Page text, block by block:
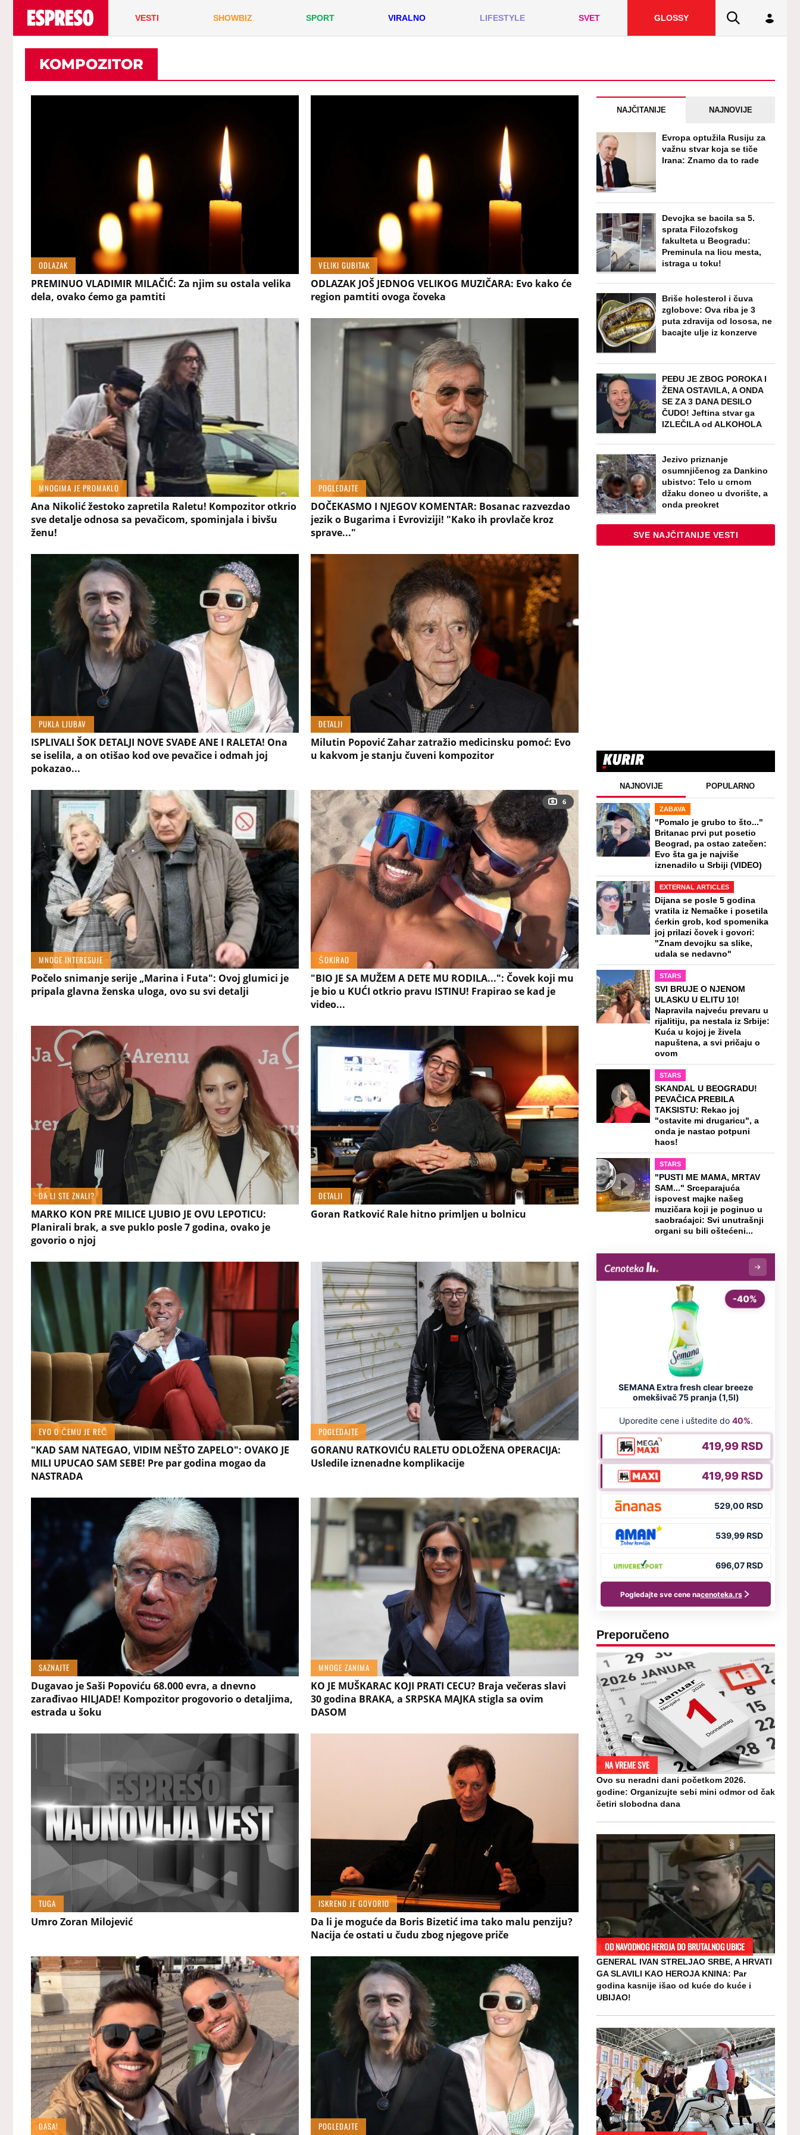
VESTI SHOWBIZ SPORT VIRALNO LIFESTYLE SVET GLOSSY
KOMPOZITOR
ODLAZAK
PREMINUO VLADIMIR MILAČIĆ: Za njim su ostala velika
dela, ovako ćemo ga pamtiti
VELIKI GUBITAK
ODLAZAK JOŠ JEDNOG VELIKOG MUZIČARA: Evo kako će
region pamtiti ovoga čoveka
MNOGIMA JE PROMAKLO
Ana Nikolić žestoko zapretila Raletu! Kompozitor otkrio
sve detalje odnosa sa pevačicom, spominjala i bivšu
ženu!
POGLEDAJTE
DOČEKASMO I NJEGOV KOMENTAR: Bosanac razvezdao
jezik o Bugarima i Evroviziji! "Kako ih provlače kroz
sprave..."
PUKLA LJUBAV
ISPLIVALI ŠOK DETALJI NOVE SVAĐE ANE I RALETA! Ona
se iselila, a on otišao kod ove pevačice i odmah joj
pokazao...
DETALJI
Milutin Popović Zahar zatražio medicinsku pomoć: Evo
u kakvom je stanju čuveni kompozitor
MNOGE INTERESUJE
Počelo snimanje serije „Marina i Futa": Ovoj glumici je
pripala glavna ženska uloga, ovo su svi detalji
6
ŠOKIRAO
"BIO JE SA MUŽEM A DETE MU RODILA...": Čovek koji mu
je bio u KUĆI otkrio pravu ISTINU! Frapirao se kad je
video...
DA LI STE ZNALI?
MARKO KON PRE MILICE LJUBIO JE OVU LEPOTICU:
Planirali brak, a sve puklo posle 7 godina, ovako je
govorio o njoj
DETALJI
Goran Ratković Rale hitno primljen u bolnicu
EVO O ČEMU JE REČ
"KAD SAM NATEGAO, VIDIM NEŠTO ZAPELO": OVAKO JE
MILI UPUCAO SAM SEBE! Pre par godina mogao da
NASTRADA
POGLEDAJTE
GORANU RATKOVIĆU RALETU ODLOŽENA OPERACIJA:
Usledile iznenadne komplikacije
SAZNAJTE
Dugavao je Saši Popoviću 68.000 evra, a dnevno
zarađivao HILJADE! Kompozitor progovorio o detaljima,
estrada u šoku
MNOGE ZANIMA
KO JE MUŠKARAC KOJI PRATI CECU? Braja večeras slavi
30 godina BRAKA, a SRPSKA MAJKA stigla sa ovim
DASOM
TUGA
Umro Zoran Milojević
ISKRENO JE GOVORIO
Da li je moguće da Boris Bizetić ima tako malu penziju?
Nacija će ostati u čudu zbog njegove priče
DASA! POGLEDAJTE
NAJČITANIJE NAJNOVIJE
Evropa optužila Rusiju za
važnu stvar koja se tiče
Irana: Znamo da to rade
Devojka se bacila sa 5.
sprata Filozofskog
fakulteta u Beogradu:
Preminula na licu mesta,
istraga u toku!
Briše holesterol i čuva
zglobove: Ova riba je 3
puta zdravija od lososa, ne
bacajte ulje iz konzerve
PEĐU JE ZBOG POROKA I
ŽENA OSTAVILA, A ONDA
SE ZA 3 DANA DESILO
ČUDO! Jeftina stvar ga
IZLEČILA od ALKOHOLA
Jezivo priznanje
osumnjičenog za Dankino
ubistvo: Telo u crnom
džaku doneo u dvorište, a
onda preokret
SVE NAJČITANIJE VESTI
NAJNOVIJE POPULARNO
ZABAVA
"Pomalo je grubo to što..."
Britanac prvi put posetio
Beograd, pa ostao zatečen:
Evo šta ga je najviše
iznenadilo u Srbiji (VIDEO)
EXTERNAL ARTICLES
Dijana se posle 5 godina
vratila iz Nemačke i posetila
ćerkin grob, kod spomenika
joj prilazi čovek i govori:
"Znam devojku sa slike,
udala se nedavno"
STARS
SVI BRUJE O NJENOM
ULASKU U ELITU 10!
Napravila najveću prevaru u
rijalitiju, pa nestala iz Srbije:
Kuća u kojoj je živela
napuštena, a svi pričaju o
ovom
STARS
SKANDAL U BEOGRADU!
PEVAČICA PREBILA
TAKSISTU: Rekao joj
"ostavite mi drugaricu", a
onda je nastao potpuni
haos!
STARS
"PUSTI ME MAMA, MRTAV
SAM..." Srceparajuća
ispovest majke našeg
muzičara koji je poginuo u
saobraćajci: Svi unutrašnji
organi su bili oštećeni...
Preporučeno
NA VREME SVE
Ovo su neradni dani početkom 2026.
godine: Organizujte sebi mini odmor od čak
četiri slobodna dana
OD NAVODNOG HEROJA DO BRUTALNOG UBICE
GENERAL IVAN STRELJAO SRBE, A HRVATI
GA SLAVILI KAO HEROJA KNINA: Par
godina kasnije išao od kuće do kuće i
UBIJAO!